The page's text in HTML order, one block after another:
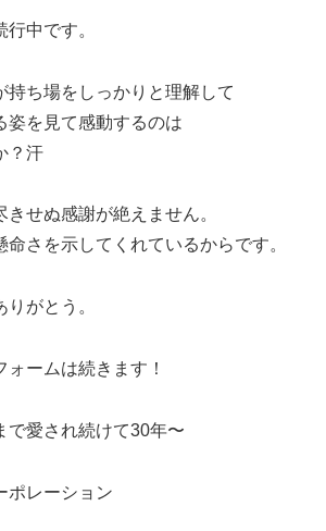
中です。
持ち場をしっかりと理解して
姿を見て感動するのは
？汗
せぬ感謝が絶えません。
さを示してくれているからです。
がとう。
ームは続きます！
で愛され続けて30年〜
ポレーション